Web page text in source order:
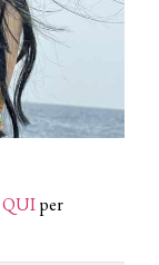
QUIper